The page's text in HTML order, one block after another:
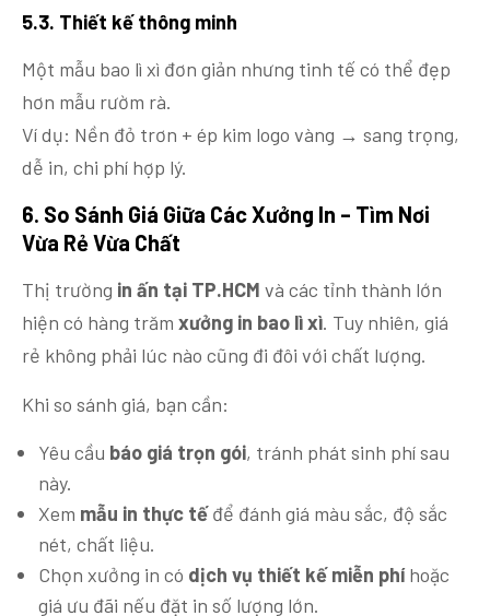
5.3. Thiết kế thông minh
Một mẫu bao lì xì đơn giản nhưng tinh tế có thể đẹp
hơn mẫu rườm rà.
Ví dụ: Nền đỏ trơn + ép kim logo vàng → sang trọng,
dễ in, chi phí hợp lý.
6. So Sánh Giá Giữa Các Xưởng In – Tìm Nơi
Vừa Rẻ Vừa Chất
Thị trường in ấn tại TP.HCM và các tỉnh thành lớn
hiện có hàng trăm xưởng in bao lì xì. Tuy nhiên, giá
rẻ không phải lúc nào cũng đi đôi với chất lượng.
Khi so sánh giá, bạn cần:
Yêu cầu báo giá trọn gói, tránh phát sinh phí sau
này.
Xem mẫu in thực tếđể đánh giá màu sắc, độ sắc
nét, chất liệu.
Chọn xưởng in có dịch vụ thiết kế miễn phíhoặc
giá ưu đãi nếu đặt in số lượng lớn.